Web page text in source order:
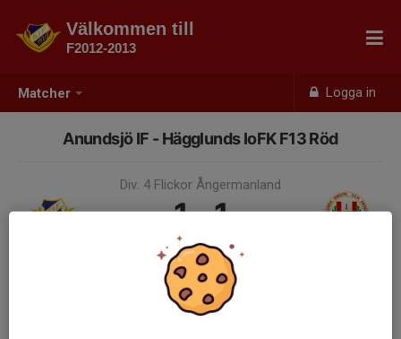
Matcher Logga in
Välkommen till
F2012-2013
Anundsjö IF - Hägglunds IoFK F13 Röd
Div. 4 Flickor Ångermanland
1 - 1
14 jun, 15:00, Olympia B-plan